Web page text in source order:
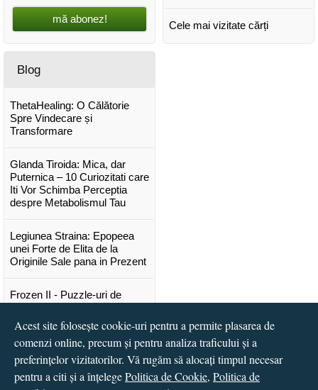
mă abonez!
Cele mai vizitate cărți
Blog
ThetaHealing: O Călătorie
Spre Vindecare și
Transformare
Glanda Tiroida: Mica, dar
Puternica – 10 Curiozitati care
Iti Vor Schimba Perceptia
despre Metabolismul Tau
Legiunea Straina: Epopeea
unei Forte de Elita de la
Originile Sale pana in Prezent
Frozen II - Puzzle-uri de
Lansare "Portocalele verzi" de
Vitali Cipileaga
...toate știrile
Acest site folosește cookie-uri pentru a permite plasarea de
comenzi online, precum și pentru analiza traficului și a
preferințelor vizitatorilor. Vă rugăm să alocați timpul necesar
pentru a citi și a înțelegePolitica de Cookie, Politica de